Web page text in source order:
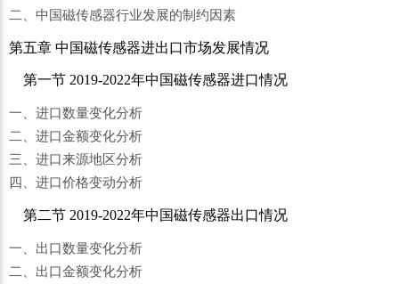
二、中国磁传感器行业发展的制约因素
第五章 中国磁传感器进出口市场发展情况
第一节 2019-2022年中国磁传感器进口情况
一、进口数量变化分析
二、进口金额变化分析
三、进口来源地区分析
四、进口价格变动分析
第二节 2019-2022年中国磁传感器出口情况
一、出口数量变化分析
二、出口金额变化分析